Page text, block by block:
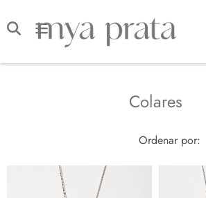
Colares
Ordenar por: